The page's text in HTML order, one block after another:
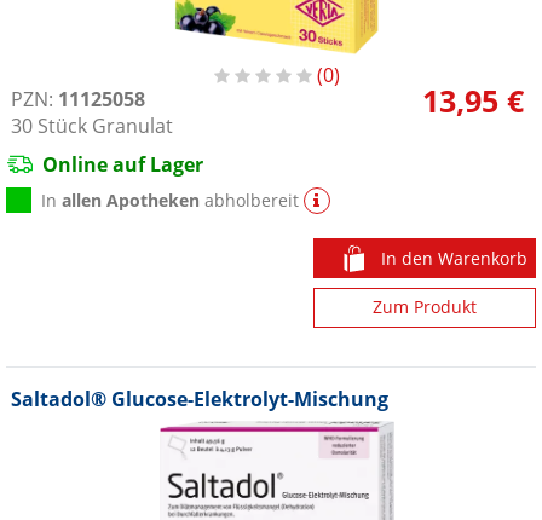
0
PZN: 11125058
30 Stück Granulat
13,95 €
Online auf Lager
Inallen Apotheken abholbereit
In den Warenkorb
Zum Produkt
Saltadol® Glucose-Elektrolyt-Mischung